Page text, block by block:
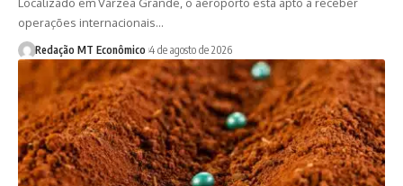
Localizado em Várzea Grande, o aeroporto está apto a receber
operações internacionais…
Redação MT Econômico 4 de agosto de 2026